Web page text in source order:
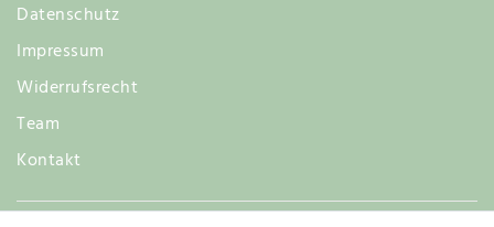
Datenschutz
Impressum
Widerrufsrecht
Team
Kontakt